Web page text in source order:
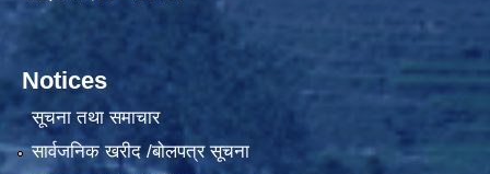
Notices
सूचना तथा समाचार
सार्वजनिक खरीद /बोलपत्र सूचना